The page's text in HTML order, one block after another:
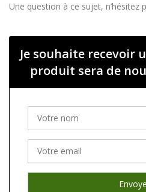
Une question à ce sujet, n’hésitez
Je souhaite recevoir
produit sera de